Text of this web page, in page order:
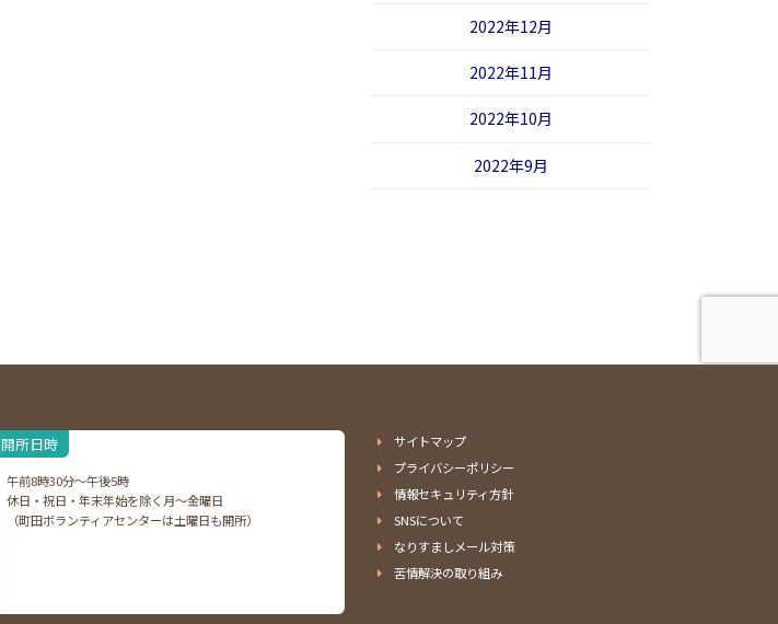
2022年12月
2022年11月
2022年10月
2022年9月
開所日時
午前8時30分～午後5時
休日・祝日・年末年始を除く月～金曜日
（町田ボランティアセンターは土曜日も開所）
サイトマップ
プライバシーポリシー
情報セキュリティ方針
SNSについて
なりすましメール対策
苦情解決の取り組み